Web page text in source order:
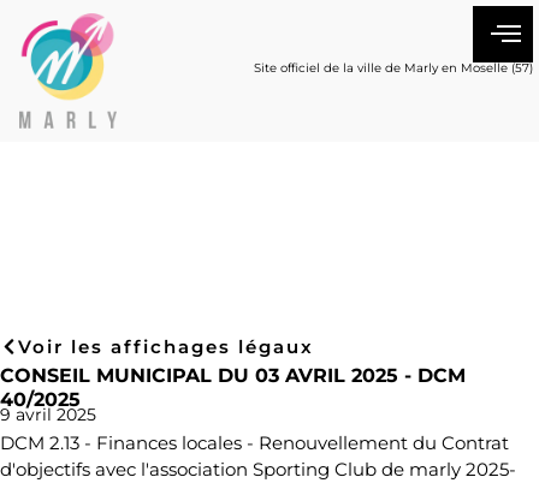
Site officiel de la ville de Marly en Moselle (57)
Voir les affichages légaux
CONSEIL MUNICIPAL DU 03 AVRIL 2025 - DCM
40/2025
9 avril 2025
DCM 2.13 - Finances locales - Renouvellement du Contrat
d'objectifs avec l'association Sporting Club de marly 2025-